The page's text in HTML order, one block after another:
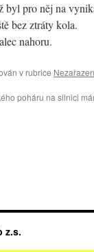
byl pro něj na
bez ztráty kola.
nahoru.
v rubrice
poháru na silnici
z.s.